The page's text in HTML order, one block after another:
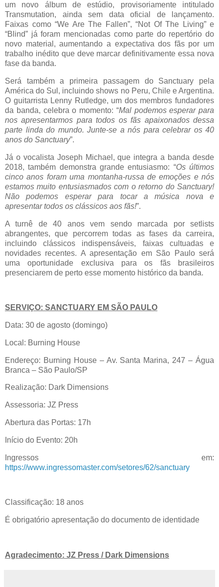
um novo álbum de estúdio, provisoriamente intitulado
Transmutation, ainda sem data oficial de lançamento.
Faixas como “We Are The Fallen”, “Not Of The Living” e
“Blind” já foram mencionadas como parte do repertório do
novo material, aumentando a expectativa dos fãs por um
trabalho inédito que deve marcar definitivamente essa nova
fase da banda.
Será também a primeira passagem do Sanctuary pela
América do Sul, incluindo shows no Peru, Chile e Argentina.
O guitarrista Lenny Rutledge, um dos membros fundadores
da banda, celebra o momento: “Mal podemos esperar para
nos apresentarmos para todos os fãs apaixonados dessa
parte linda do mundo. Junte-se a nós para celebrar os 40
anos do Sanctuary”.
Já o vocalista Joseph Michael, que integra a banda desde
2018, também demonstra grande entusiasmo: “Os últimos
cinco anos foram uma montanha-russa de emoções e nós
estamos muito entusiasmados com o retorno do Sanctuary!
Não podemos esperar para tocar a música nova e
apresentar todos os clássicos aos fãs!”.
A turnê de 40 anos vem sendo marcada por setlists
abrangentes, que percorrem todas as fases da carreira,
incluindo clássicos indispensáveis, faixas cultuadas e
novidades recentes. A apresentação em São Paulo será
uma oportunidade exclusiva para os fãs brasileiros
presenciarem de perto esse momento histórico da banda.​
SERVIÇO: SANCTUARY EM SÃO PAULO​
​Data: 30 de agosto (domingo)
​Local: Burning House
​Endereço: Burning House – Av. Santa Marina, 247 – Água
Branca – São Paulo/SP
​Realização: Dark Dimensions
​Assessoria: JZ Press
​Abertura das Portas: 17h
​Início do Evento: 20h
​Ingressos em:
https://www.ingressomaster.com/setores/62/sanctuary​
Classificação: 18 anos
​É obrigatório apresentação do documento de identidade
Agradecimento: JZ Press / Dark Dimensions